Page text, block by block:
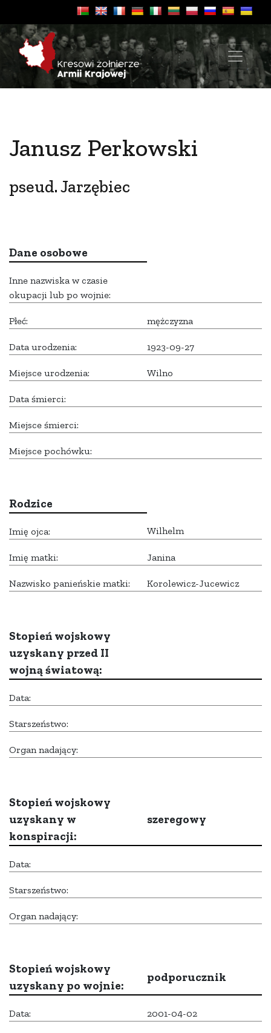
Janusz Perkowski
pseud. Jarzębiec
Dane osobowe
Inne nazwiska w czasie
okupacji lub po wojnie:
Płeć: mężczyzna
Data urodzenia: 1923-09-27
Miejsce urodzenia: Wilno
Data śmierci:
Miejsce śmierci:
Miejsce pochówku:
Rodzice
Imię ojca: Wilhelm
Imię matki: Janina
Nazwisko panieńskie matki: Korolewicz-Jucewicz
Stopień wojskowy
uzyskany przed II
wojną światową:
Data:
Starszeństwo:
Organ nadający:
Stopień wojskowy
uzyskany w
konspiracji:
szeregowy
Data:
Starszeństwo:
Organ nadający:
Stopień wojskowy
uzyskany po wojnie:
podporucznik
Data: 2001-04-02